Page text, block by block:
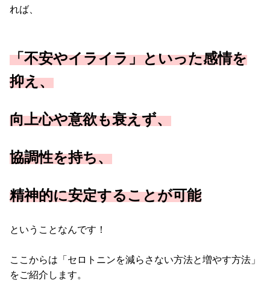
れば、
「不安やイライラ」といった感情を
抑え、
向上心や意欲も衰えず、
協調性を持ち、
精神的に安定することが可能
ということなんです！
ここからは「セロトニンを減らさない方法と増やす方法」
をご紹介します。